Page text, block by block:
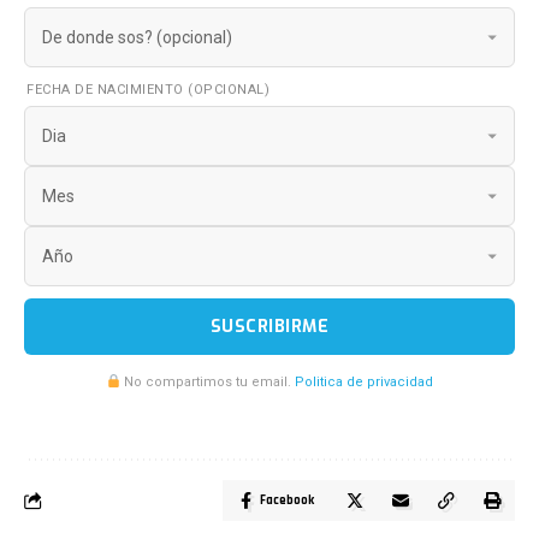
FECHA DE NACIMIENTO (OPCIONAL)
SUSCRIBIRME
No compartimos tu email. Politica de privacidad
Facebook